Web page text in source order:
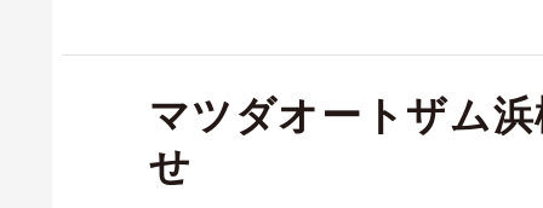
マツダオートザム
せ